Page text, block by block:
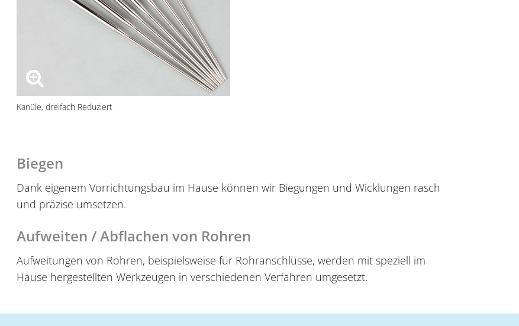
Kanüle, dreifach Reduziert
Biegen
Dank eigenem Vorrichtungsbau im Hause können wir Biegungen und Wicklungen rasch
und präzise umsetzen.
Aufweiten / Abflachen von Rohren
Aufweitungen von Rohren, beispielsweise für Rohranschlüsse, werden mit speziell im
Hause hergestellten Werkzeugen in verschiedenen Verfahren umgesetzt.